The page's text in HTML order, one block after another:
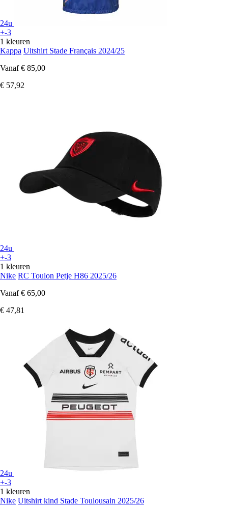
24u
+-3
1 kleuren
Kappa Uitshirt Stade Français 2024/25
Vanaf € 85,00
€ 57,92
24u
+-3
1 kleuren
Nike RC Toulon Petje H86 2025/26
Vanaf € 65,00
€ 47,81
24u
+-3
1 kleuren
Nike Uitshirt kind Stade Toulousain 2025/26